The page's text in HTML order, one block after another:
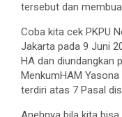
tersebut dan
Coba kita cek PKPU
Jakarta pada 9 Juni
HA dan diundangkan
MenkumHAM
terdiri atas 7 Pasal